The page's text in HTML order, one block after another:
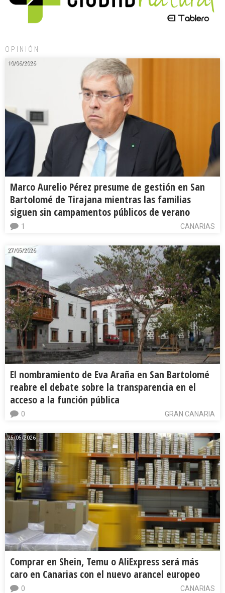
OPINIÓN
10/06/2026
Marco Aurelio Pérez presume de gestión en San
Bartolomé de Tirajana mientras las familias
siguen sin campamentos públicos de verano
CANARIAS
1
27/05/2026
El nombramiento de Eva Araña en San Bartolomé
reabre el debate sobre la transparencia en el
acceso a la función pública
GRAN CANARIA
0
25/05/2026
Comprar en Shein, Temu o AliExpress será más
caro en Canarias con el nuevo arancel europeo
CANARIAS
0